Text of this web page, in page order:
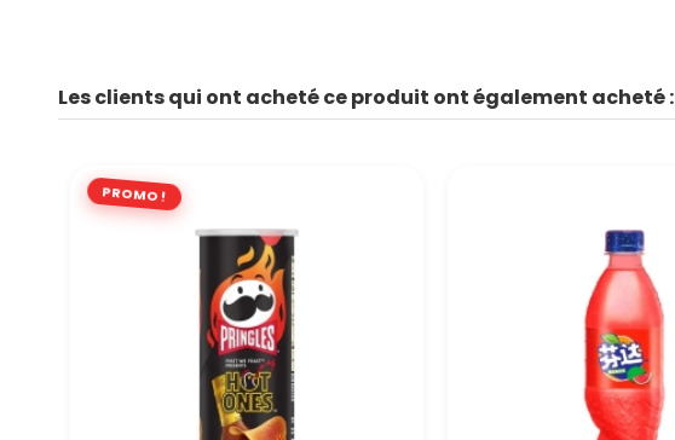
Les clients qui ont acheté ce produit ont également acheté :
PROMO !